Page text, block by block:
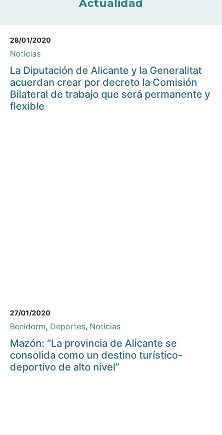
Actualidad
28/01/2020
Noticias
La Diputación de Alicante y la Generalitat
acuerdan crear por decreto la Comisión
Bilateral de trabajo que será permanente y
flexible
27/01/2020
Benidorm, Deportes, Noticias
Mazón: “La provincia de Alicante se
consolida como un destino turístico-
deportivo de alto nivel”